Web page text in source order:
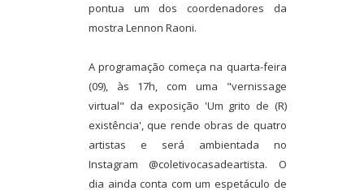
pontua um dos coordenadores da
mostra Lennon Raoni.
A programação começa na quarta-feira
(09), às 17h, com uma "vernissage
virtual" da exposição 'Um grito de (R)
existência', que rende obras de quatro
artistas e será ambientada no
Instagram @coletivocasadeartista. O
dia ainda conta com um espetáculo de